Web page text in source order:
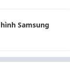
Samsung